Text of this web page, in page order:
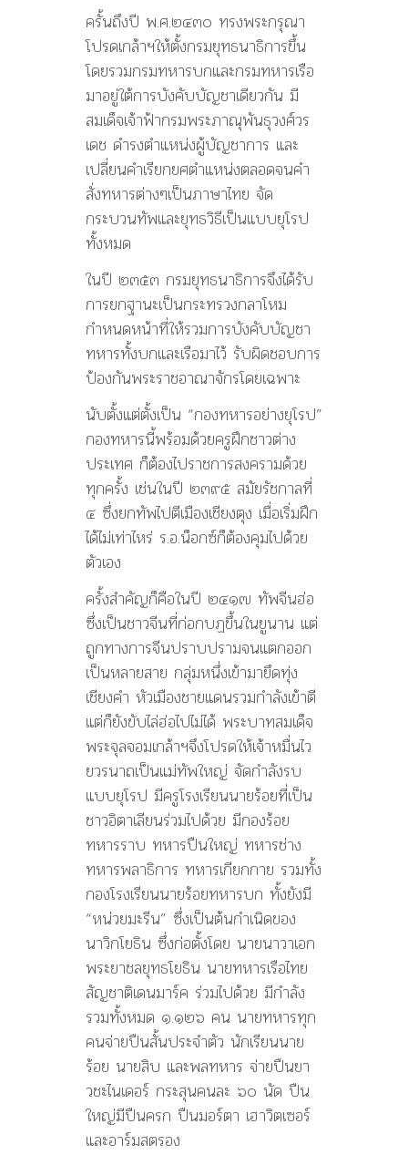
ครั้นถึงปี พ.ศ.๒๔๓๐ ทรงพระกรุณา
โปรดเกล้าฯให้ตั้งกรมยุทธนาธิการขึ้น
โดยรวมกรมทหารบกและกรมทหารเรือ
มาอยู่ใต้การบังคับบัญชาเดียวกัน มี
สมเด็จเจ้าฟ้ากรมพระภาณุพันธุวงศ์วร
เดช ดำรงตำแหน่งผู้บัญชาการ และ
เปลี่ยนคำเรียกยศตำแหน่งตลอดจนคำ
สั่งทหารต่างๆเป็นภาษาไทย จัด
กระบวนทัพและยุทธวิธีเป็นแบบยุโรป
ทั้งหมด
ในปี ๒๓๕๓ กรมยุทธนาธิการจึงได้รับ
การยกฐานะเป็นกระทรวงกลาโหม
กำหนดหน้าที่ให้รวมการบังคับบัญชา
ทหารทั้งบกและเรือมาไว้ รับผิดชอบการ
ป้องกันพระราชอาณาจักรโดยเฉพาะ
นับตั้งแต่ตั้งเป็น “กองทหารอย่างยุโรป”
กองทหารนี้พร้อมด้วยครูฝึกชาวต่าง
ประเทศ ก็ต้องไปราชการสงครามด้วย
ทุกครั้ง เช่นในปี ๒๓๙๕ สมัยรัชกาลที่
๔ ซึ่งยกทัพไปตีเมืองเชียงตุง เมื่อเริ่มฝึก
ได้ไม่เท่าไหร่ ร.อ.น็อกซ์ก็ต้องคุมไปด้วย
ตัวเอง
ครั้งสำคัญก็คือในปี ๒๔๑๗ ทัพจีนฮ่อ
ซึ่งเป็นชาวจีนที่ก่อกบฏขึ้นในยูนาน แต่
ถูกทางการจีนปราบปรามจนแตกออก
เป็นหลายสาย กลุ่มหนึ่งเข้ามายึดทุ่ง
เชียงคำ หัวเมืองชายแดนรวมกำลังเข้าตี
แต่ก็ยังขับไล่ฮ่อไปไม่ได้ พระบาทสมเด็จ
พระจุลจอมเกล้าฯจึงโปรดให้เจ้าหมื่นไว
ยวรนาถเป็นแม่ทัพใหญ่ จัดกำลังรบ
แบบยุโรป มีครูโรงเรียนนายร้อยที่เป็น
ชาวอิตาเลียนร่วมไปด้วย มีกองร้อย
ทหารราบ ทหารปืนใหญ่ ทหารช่าง
ทหารพลาธิการ ทหารเกียกกาย รวมทั้ง
กองโรงเรียนนายร้อยทหารบก ทั้งยังมี
“หน่วยมะรีน” ซึ่งเป็นต้นกำเนิดของ
นาวิกโยธิน ซึ่งก่อตั้งโดย นายนาวาเอก
พระยาชลยุทธโยธิน นายทหารเรือไทย
สัญชาติเดนมาร์ค ร่วมไปด้วย มีกำลัง
รวมทั้งหมด ๑.๑๒๖ คน นายทหารทุก
คนจ่ายปืนสั้นประจำตัว นักเรียนนาย
ร้อย นายสิบ และพลทหาร จ่ายปืนยา
วชะไนเดอร์ กระสุนคนละ ๖๐ นัด ปืน
ใหญ่มีปืนครก ปืนมอร์ตา เฮาวิตเซอร์
และอาร์มสตรอง